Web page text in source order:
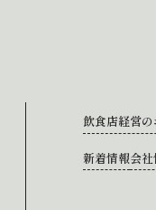
飲食店経営
新着情報会